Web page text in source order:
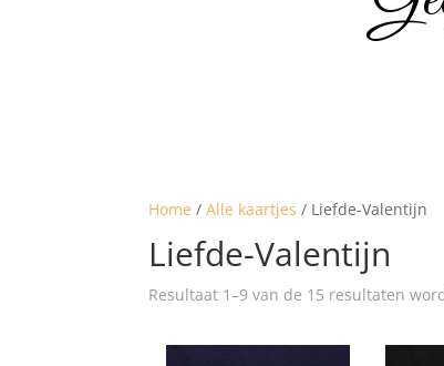
Home /Alle kaartjes / Liefde-Valentijn
Liefde-Valentijn
Resultaat 1–9 van de 15 resultaten